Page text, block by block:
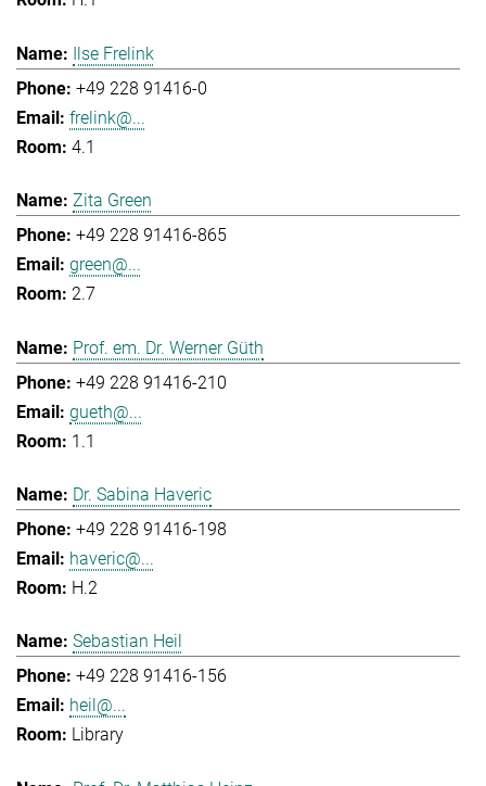
Ilse Frelink
+49 228 91416-0
frelink@...
4.1
Zita Green
+49 228 91416-865
green@...
2.7
Prof. em. Dr. Werner Güth
+49 228 91416-210
gueth@...
1.1
Dr. Sabina Haveric
+49 228 91416-198
haveric@...
H.2
Sebastian Heil
+49 228 91416-156
heil@...
Library